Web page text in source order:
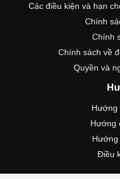
Các điều kiện và hạn
Chính
Chính
Chính sách về
Quyền và
Hướng
Hướng
Hướng
Điều